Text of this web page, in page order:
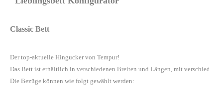
Classic Bett
Der top-aktuelle Hingucker von Tempur!
Das Bett ist erhältlich in verschiedenen Breiten und Längen, mit
Die Bezüge können wie folgt gewählt werden: